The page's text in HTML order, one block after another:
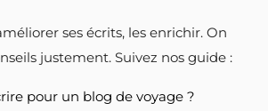
ses écrits, les enrichir. On
justement. Suivez nos guide :
pour un blog de voyage ?